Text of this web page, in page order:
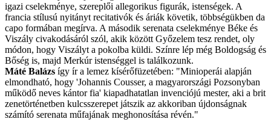
igazi cselekménye, szereplői allegorikus figurák, istenségek. A
francia stílusú nyitányt recitativók és áriák követik, többségükben da
capo formában megírva. A második serenata cselekménye Béke és
Viszály civakodásáról szól, akik között Győzelem tesz rendet, oly
módon, hogy Viszályt a pokolba küldi. Színre lép még Boldogság és
Bőség is, majd Merkúr istenséggel is találkozunk.
Máté Balázs így ír a lemez kísérőfüzetében: "Minioperái alapján
elmondható, hogy 'Johannis Cousser, a magyarországi Pozsonyban
működő neves kántor fia' kiapadhatatlan invenciójú mester, aki a brit
zenetörténetben kulcsszerepet játszik az akkoriban újdonságnak
számító serenata műfajának meghonosítása révén."